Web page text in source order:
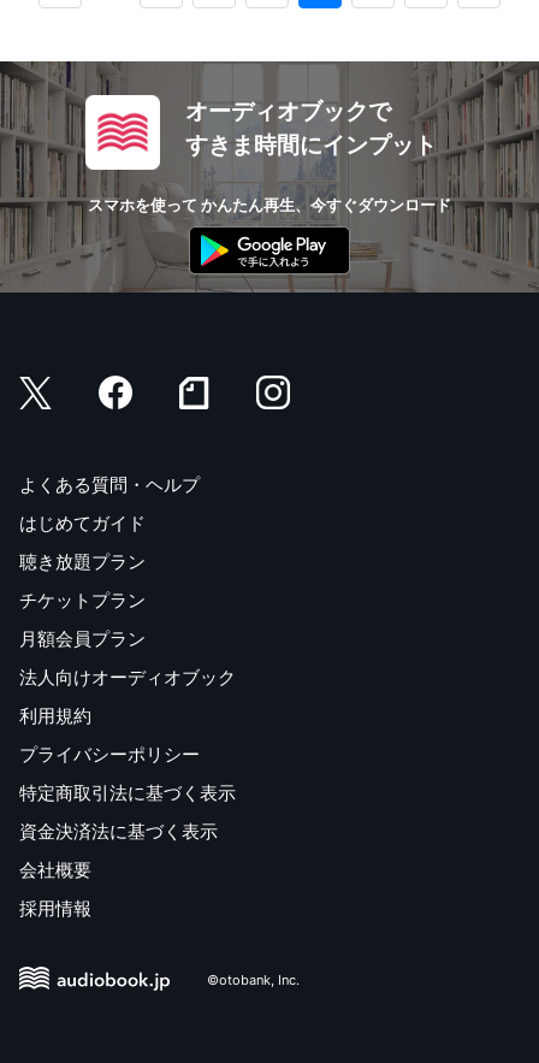
オーディオブックで
すきま時間にインプット
スマホを使って かんたん再生、今すぐダウンロード
よくある質問・ヘルプ
はじめてガイド
聴き放題プラン
チケットプラン
月額会員プラン
法人向けオーディオブック
利用規約
プライバシーポリシー
特定商取引法に基づく表示
資金決済法に基づく表示
会社概要
採用情報
©otobank, Inc.